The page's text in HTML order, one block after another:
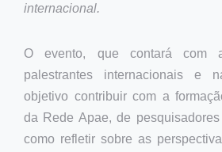
internacional.
O evento, que contará com
palestrantes internacionais e
objetivo contribuir com a
da Rede Apae, de
como refletir sobre as